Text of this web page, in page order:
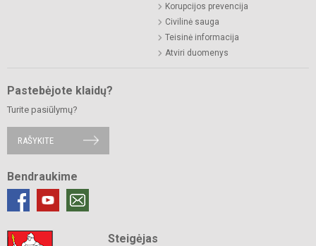
Korupcijos prevencija
Civilinė sauga
Teisinė informacija
Atviri duomenys
Pastebėjote klaidų?
Turite pasiūlymų?
RAŠYKITE
Bendraukime
Steigėjas